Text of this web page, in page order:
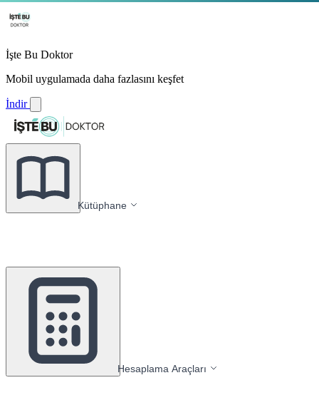
İşte Bu Doktor
Mobil uygulamada daha fazlasını keşfet
İndir
Kütüphane
Hesaplama Araçları